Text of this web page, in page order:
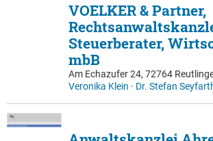
VOELKER & Partner,
Steuerberater,
mbB
Am Echazufer 24, 72764
Veronika Klein · Dr. Stefan